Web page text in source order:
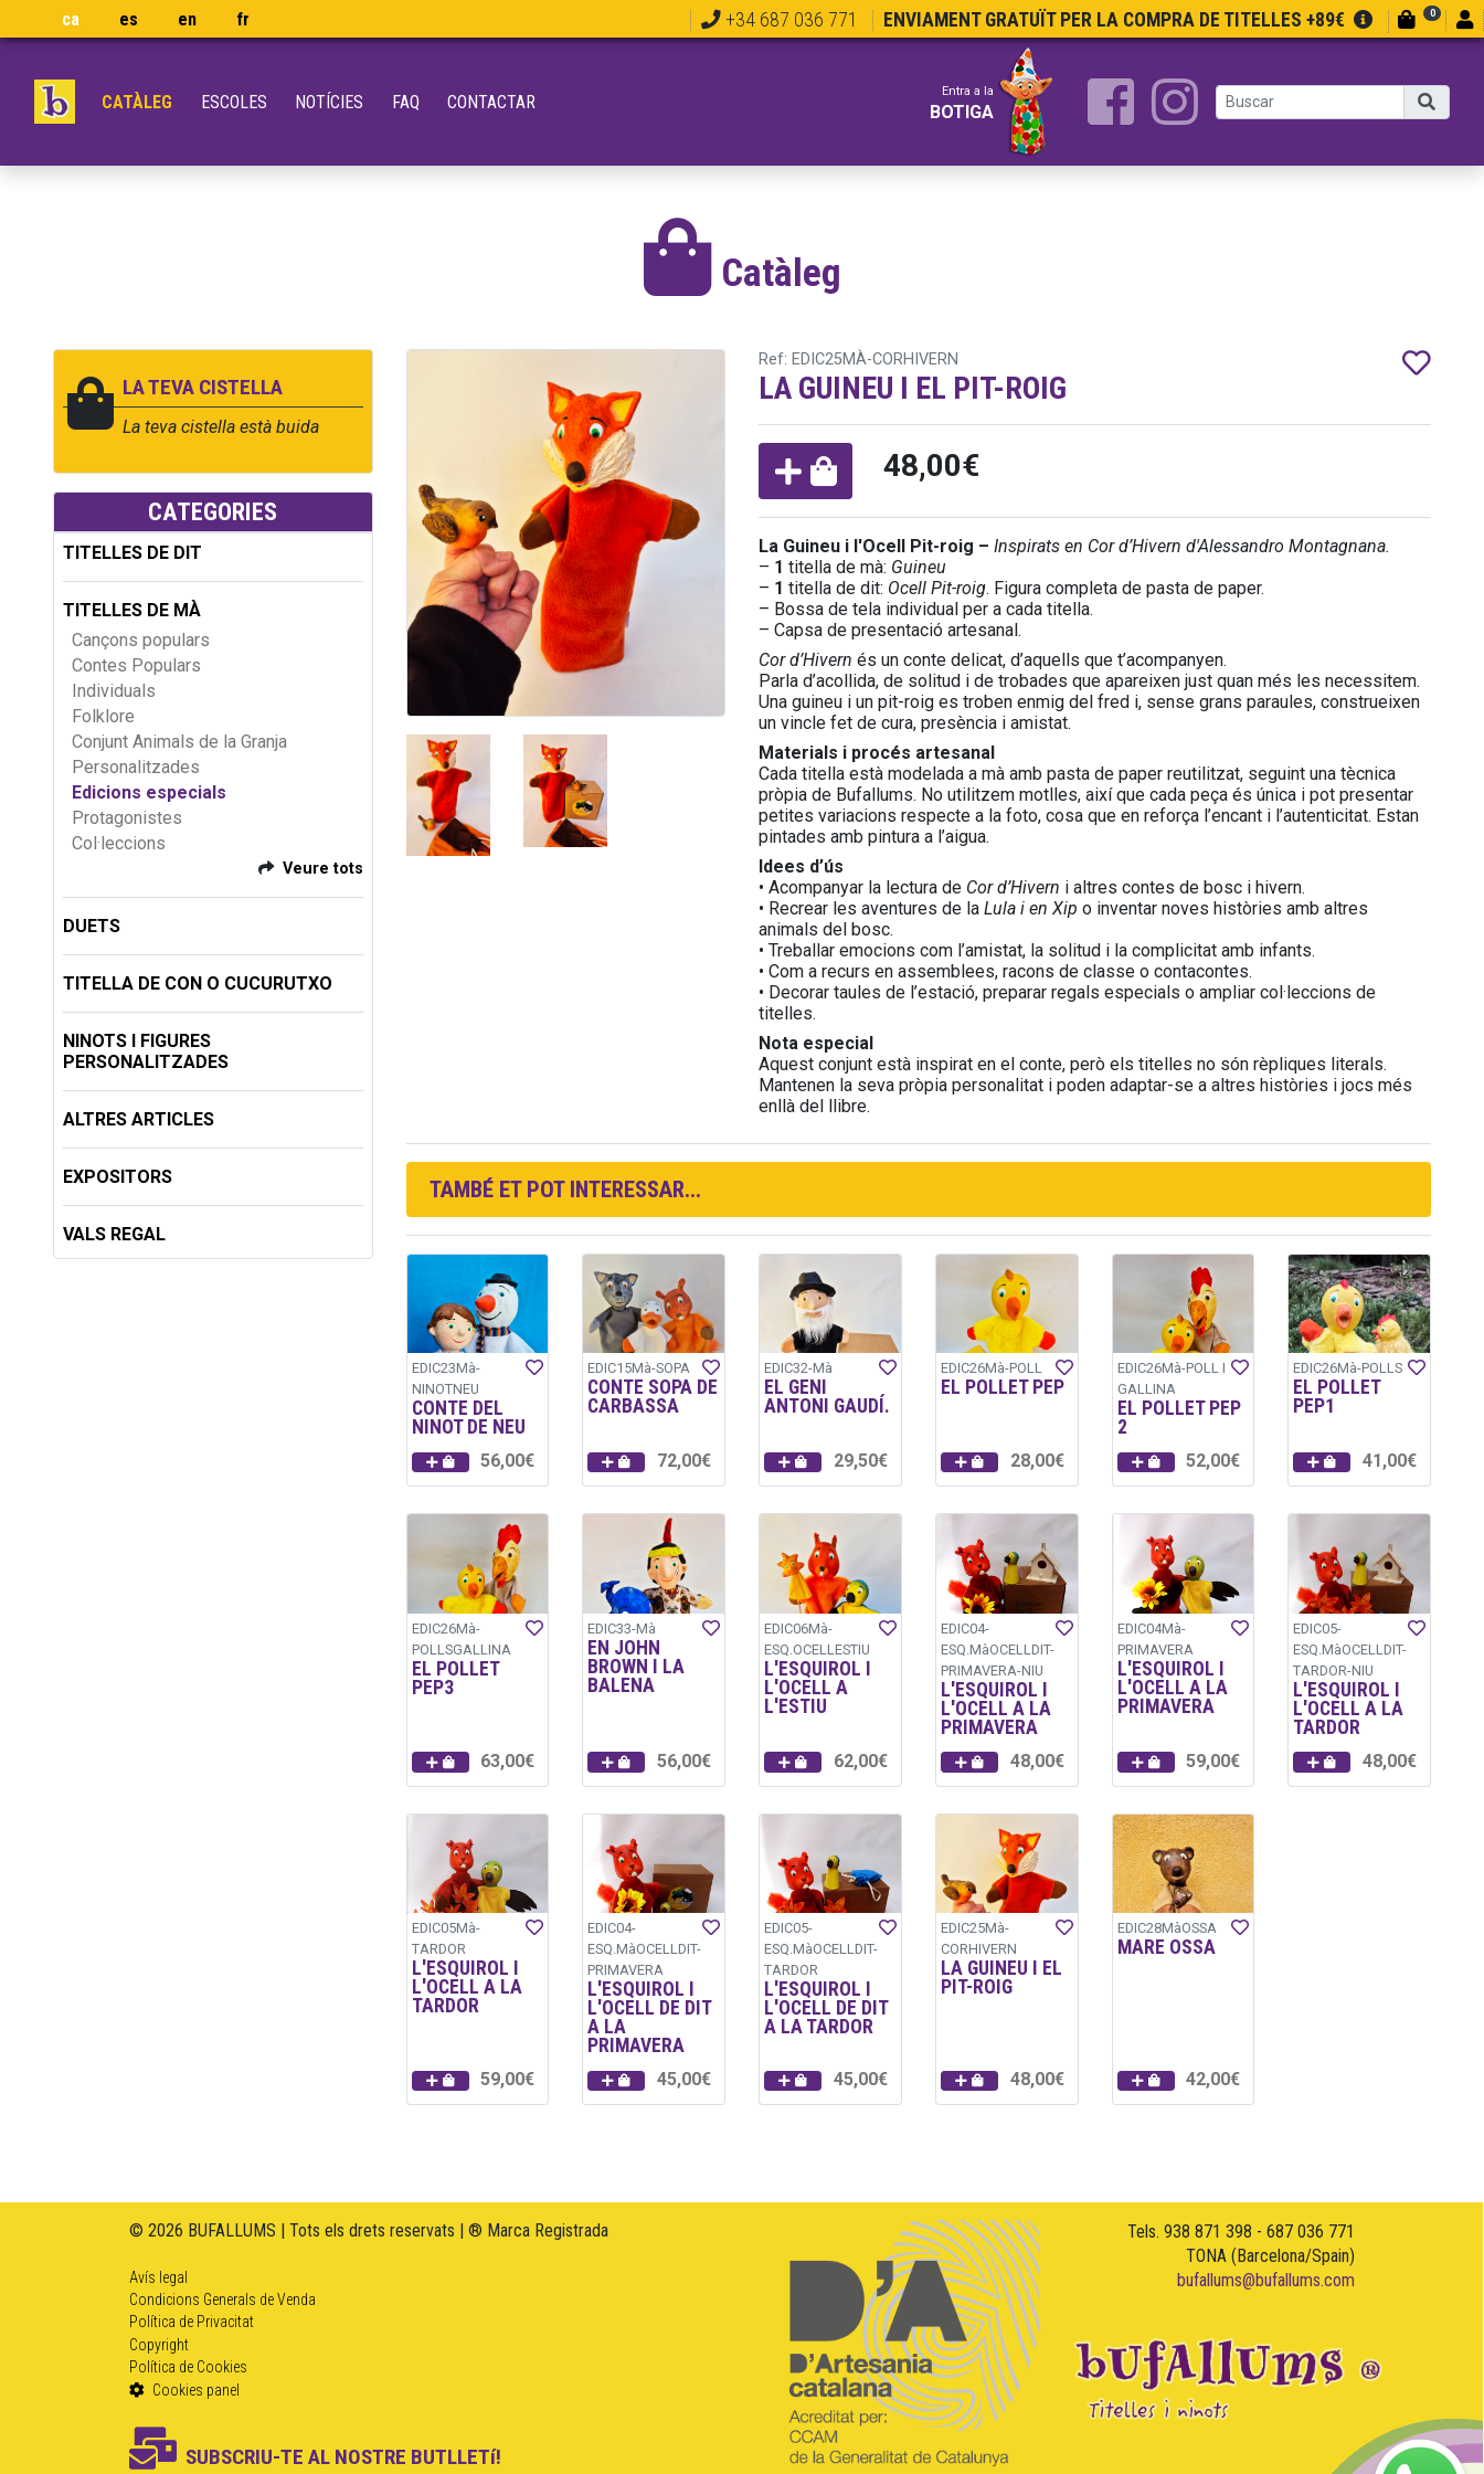
ca es en fr +34 687 036 771 ENVIAMENT GRATUÏT PER LA COMPRA DE TITELLES +89€ 0
CATÀLEG ESCOLES NOTÍCIES FAQ CONTACTAR Entra a la
BOTIGA
Catàleg
LA TEVA CISTELLA
La teva cistella està buida
CATEGORIES
TITELLES DE DIT
TITELLES DE MÀ
Cançons populars
Contes Populars
Individuals
Folklore
Conjunt Animals de la Granja
Personalitzades
Edicions especials
Protagonistes
Col·leccions
Veure tots
DUETS
TITELLA DE CON O CUCURUTXO
NINOTS I FIGURES
PERSONALITZADES
ALTRES ARTICLES
EXPOSITORS
VALS REGAL
Ref: EDIC25MÀ-CORHIVERN
LA GUINEU I EL PIT-ROIG
48,00€
La Guineu i l'Ocell Pit-roig – Inspirats en Cor d’Hivern d'Alessandro Montagnana.
– 1 titella de mà: Guineu
– 1 titella de dit: Ocell Pit-roig. Figura completa de pasta de paper.
– Bossa de tela individual per a cada titella.
– Capsa de presentació artesanal.
Cor d’Hivern és un conte delicat, d’aquells que t’acompanyen.
Parla d’acollida, de solitud i de trobades que apareixen just quan més les necessitem.
Una guineu i un pit-roig es troben enmig del fred i, sense grans paraules, construeixen
un vincle fet de cura, presència i amistat.
Materials i procés artesanal
Cada titella està modelada a mà amb pasta de paper reutilitzat, seguint una tècnica
pròpia de Bufallums. No utilitzem motlles, així que cada peça és única i pot presentar
petites variacions respecte a la foto, cosa que en reforça l’encant i l’autenticitat. Estan
pintades amb pintura a l’aigua.
Idees d’ús
• Acompanyar la lectura de Cor d’Hivern i altres contes de bosc i hivern.
• Recrear les aventures de la Lula i en Xip o inventar noves històries amb altres
animals del bosc.
• Treballar emocions com l’amistat, la solitud i la complicitat amb infants.
• Com a recurs en assemblees, racons de classe o contacontes.
• Decorar taules de l’estació, preparar regals especials o ampliar col·leccions de
titelles.
Nota especial
Aquest conjunt està inspirat en el conte, però els titelles no són rèpliques literals.
Mantenen la seva pròpia personalitat i poden adaptar-se a altres històries i jocs més
enllà del llibre.
TAMBÉ ET POT INTERESSAR...
EDIC23Mà-
NINOTNEU
CONTE DEL
NINOT DE NEU
56,00€
EDIC15Mà-SOPA
CONTE SOPA DE
CARBASSA
72,00€
EDIC32-Mà
EL GENI
ANTONI GAUDÍ.
29,50€
EDIC26Mà-POLL
EL POLLET PEP
28,00€
EDIC26Mà-POLL I
GALLINA
EL POLLET PEP
2
52,00€
EDIC26Mà-POLLS
EL POLLET
PEP1
41,00€
EDIC26Mà-
POLLSGALLINA
EL POLLET
PEP3
63,00€
EDIC33-Mà
EN JOHN
BROWN I LA
BALENA
56,00€
EDIC06Mà-
ESQ.OCELLESTIU
L'ESQUIROL I
L'OCELL A
L'ESTIU
62,00€
EDIC04-
ESQ.MàOCELLDIT-
PRIMAVERA-NIU
L'ESQUIROL I
L'OCELL A LA
PRIMAVERA
48,00€
EDIC04Mà-
PRIMAVERA
L'ESQUIROL I
L'OCELL A LA
PRIMAVERA
59,00€
EDIC05-
ESQ.MàOCELLDIT-
TARDOR-NIU
L'ESQUIROL I
L'OCELL A LA
TARDOR
48,00€
EDIC05Mà-
TARDOR
L'ESQUIROL I
L'OCELL A LA
TARDOR
59,00€
EDIC04-
ESQ.MàOCELLDIT-
PRIMAVERA
L'ESQUIROL I
L'OCELL DE DIT
A LA
PRIMAVERA
45,00€
EDIC05-
ESQ.MàOCELLDIT-
TARDOR
L'ESQUIROL I
L'OCELL DE DIT
A LA TARDOR
45,00€
EDIC25Mà-
CORHIVERN
LA GUINEU I EL
PIT-ROIG
48,00€
EDIC28MàOSSA
MARE OSSA
42,00€
© 2026 BUFALLUMS | Tots els drets reservats | ® Marca Registrada
Avís legal
Condicions Generals de Venda
Política de Privacitat
Copyright
Política de Cookies
Cookies panel
SUBSCRIU-TE AL NOSTRE BUTLLETí!
Tels. 938 871 398 - 687 036 771
TONA (Barcelona/Spain)
bufallums@bufallums.com